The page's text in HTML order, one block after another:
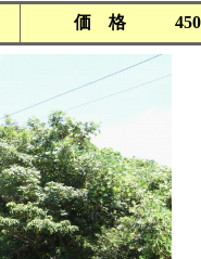
価 格